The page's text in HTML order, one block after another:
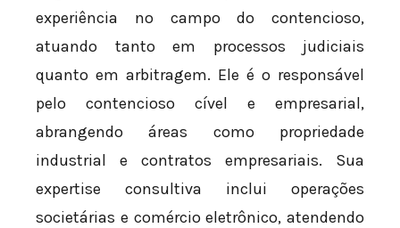
experiência no campo do contencioso,
atuando tanto em processos judiciais
quanto em arbitragem. Ele é o responsável
pelo contencioso cível e empresarial,
abrangendo áreas como propriedade
industrial e contratos empresariais. Sua
expertise consultiva inclui operações
societárias e comércio eletrônico, atendendo